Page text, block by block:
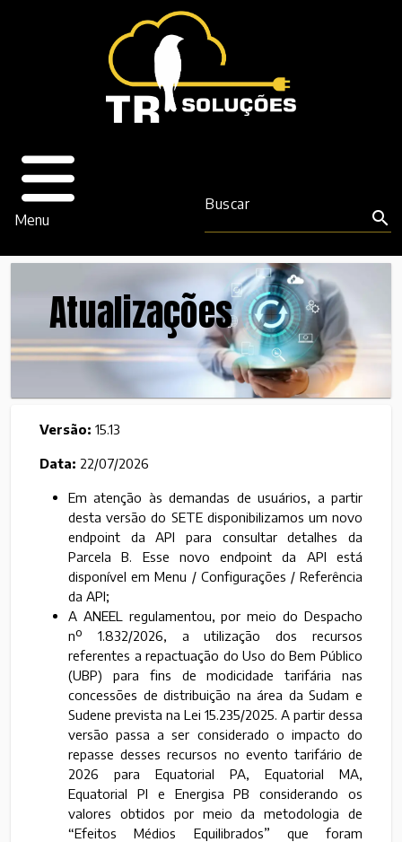
Menu
Buscar
search
Atualizações
Versão: 15.13
Data: 22/07/2026
Em atenção às demandas de usuários, a partir
desta versão do SETE disponibilizamos um novo
endpoint da API para consultar detalhes da
Parcela B. Esse novo endpoint da API está
disponível em Menu / Configurações / Referência
da API;
A ANEEL regulamentou, por meio do Despacho
nº 1.832/2026, a utilização dos recursos
referentes a repactuação do Uso do Bem Público
(UBP) para fins de modicidade tarifária nas
concessões de distribuição na área da Sudam e
Sudene prevista na Lei 15.235/2025. A partir dessa
versão passa a ser considerado o impacto do
repasse desses recursos no evento tarifário de
2026 para Equatorial PA, Equatorial MA,
Equatorial PI e Energisa PB considerando os
valores obtidos por meio da metodologia de
“Efeitos Médios Equilibrados” que foram